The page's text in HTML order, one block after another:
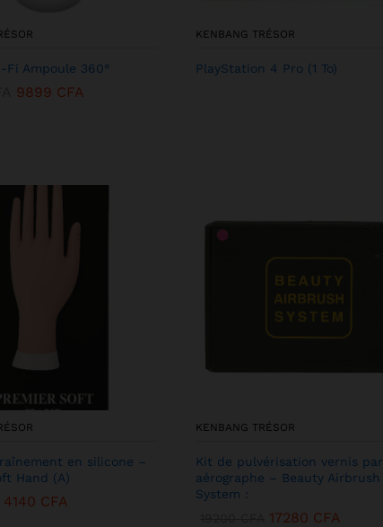
Fi Ampoule 360°
9899 CFA
KENBANG TRÉSOR
PlayStation 4 Pro (1 To)
en silicone –
Hand (A)
4140 CFA
KENBANG TRÉSOR
Kit de pulvérisation vernis par
aérographe – Beauty Airbrush
System :
17280 CFA